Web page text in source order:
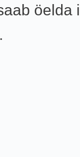
öelda